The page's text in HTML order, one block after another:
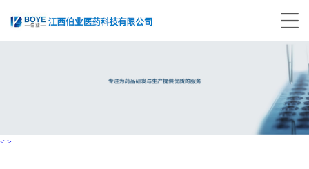
< >